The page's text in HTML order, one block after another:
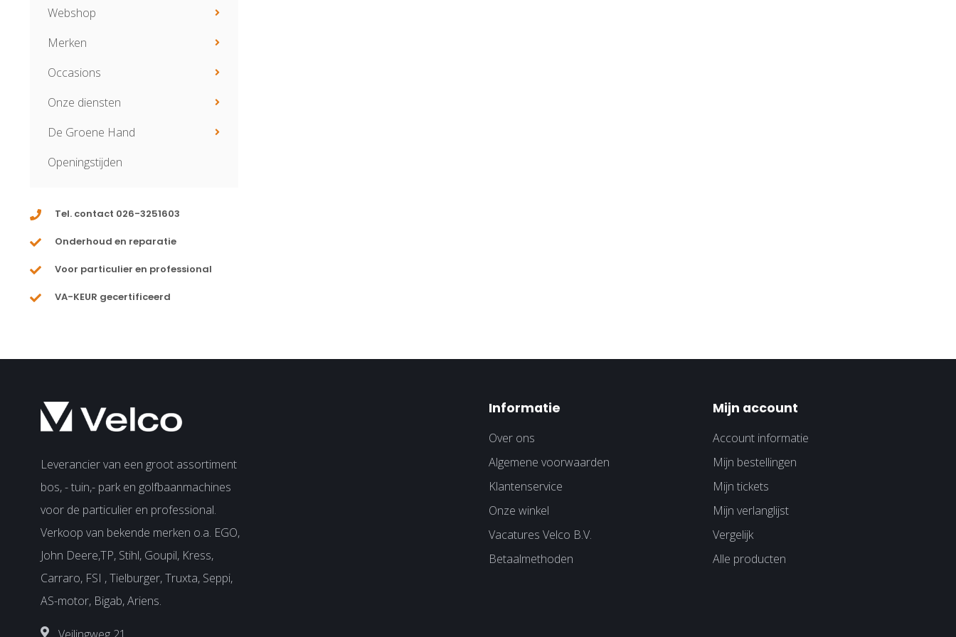
Webshop
Merken
Occasions
Onze diensten
De Groene Hand
Openingstijden
Tel. contact 026-3251603
Onderhoud en reparatie
Voor particulier en professional
VA-KEUR gecertificeerd
Leverancier van een groot assortiment
bos, - tuin,- park en golfbaanmachines
voor de particulier en professional.
Verkoop van bekende merken o.a. EGO,
John Deere,TP, Stihl, Goupil, Kress,
Carraro, FSI , Tielburger, Truxta, Seppi,
AS-motor, Bigab, Ariens.
Informatie
Over ons
Algemene voorwaarden
Klantenservice
Onze winkel
Vacatures Velco B.V.
Betaalmethoden
Mijn account
Account informatie
Mijn bestellingen
Mijn tickets
Mijn verlanglijst
Vergelijk
Alle producten